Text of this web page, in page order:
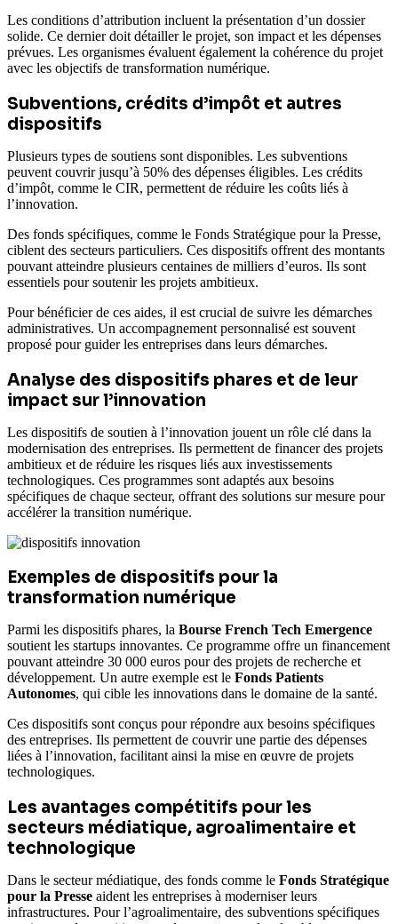
Les conditions d’attribution incluent la présentation d’un dossier
solide. Ce dernier doit détailler le projet, son impact et les dépenses
prévues. Les organismes évaluent également la cohérence du projet
avec les objectifs de transformation numérique.
Subventions, crédits d’impôt et autres
dispositifs
Plusieurs types de soutiens sont disponibles. Les subventions
peuvent couvrir jusqu’à 50% des dépenses éligibles. Les crédits
d’impôt, comme le CIR, permettent de réduire les coûts liés à
l’innovation.
Des fonds spécifiques, comme le Fonds Stratégique pour la Presse,
ciblent des secteurs particuliers. Ces dispositifs offrent des montants
pouvant atteindre plusieurs centaines de milliers d’euros. Ils sont
essentiels pour soutenir les projets ambitieux.
Pour bénéficier de ces aides, il est crucial de suivre les démarches
administratives. Un accompagnement personnalisé est souvent
proposé pour guider les entreprises dans leurs démarches.
Analyse des dispositifs phares et de leur
impact sur l’innovation
Les dispositifs de soutien à l’innovation jouent un rôle clé dans la
modernisation des entreprises. Ils permettent de financer des projets
ambitieux et de réduire les risques liés aux investissements
technologiques. Ces programmes sont adaptés aux besoins
spécifiques de chaque secteur, offrant des solutions sur mesure pour
accélérer la transition numérique.
Exemples de dispositifs pour la
transformation numérique
Parmi les dispositifs phares, la Bourse French Tech Emergence
soutient les startups innovantes. Ce programme offre un financement
pouvant atteindre 30 000 euros pour des projets de recherche et
développement. Un autre exemple est le Fonds Patients
Autonomes, qui cible les innovations dans le domaine de la santé.
Ces dispositifs sont conçus pour répondre aux besoins spécifiques
des entreprises. Ils permettent de couvrir une partie des dépenses
liées à l’innovation, facilitant ainsi la mise en œuvre de projets
technologiques.
Les avantages compétitifs pour les
secteurs médiatique, agroalimentaire et
technologique
Dans le secteur médiatique, des fonds comme le Fonds Stratégique
pour la Presse aident les entreprises à moderniser leurs
infrastructures. Pour l’agroalimentaire, des subventions spécifiques